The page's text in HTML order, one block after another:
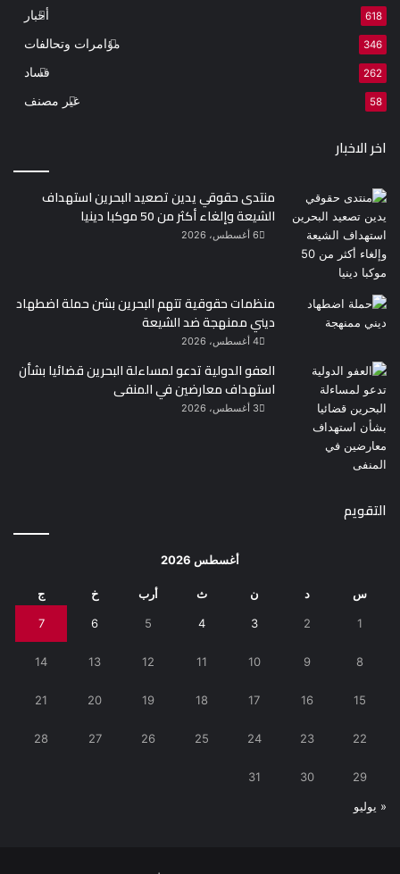
أخبار 618
مؤامرات وتحالفات 346
فساد 262
غير مصنف 58
اخر الاخبار
منتدى حقوقي يدين تصعيد البحرين استهداف
الشيعة وإلغاء أكثر من 50 موكبا دينيا
6 أغسطس، 2026
منظمات حقوقية تتهم البحرين بشن حملة اضطهاد
ديني ممنهجة ضد الشيعة
4 أغسطس، 2026
العفو الدولية تدعو لمساءلة البحرين قضائيا بشأن
استهداف معارضين في المنفى
3 أغسطس، 2026
التقويم
أغسطس 2026
س د ن ث أرب خ ج
1
2
3
4
5
6
7
8
9
10
11
12
13
14
15
16
17
18
19
20
21
22
23
24
25
26
27
28
29
30
31
« يوليو